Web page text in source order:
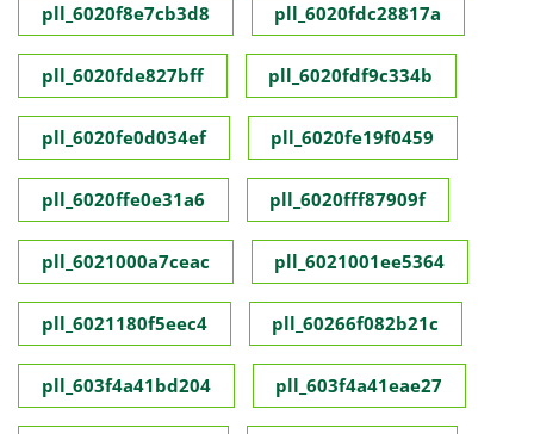
pll_6020f8e7cb3d8 pll_6020fdc28817a
pll_6020fde827bff pll_6020fdf9c334b
pll_6020fe0d034ef pll_6020fe19f0459
pll_6020ffe0e31a6 pll_6020fff87909f
pll_6021000a7ceac pll_6021001ee5364
pll_6021180f5eec4 pll_60266f082b21c
pll_603f4a41bd204 pll_603f4a41eae27